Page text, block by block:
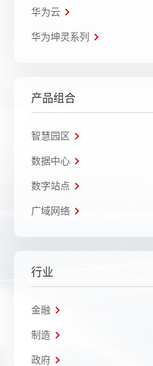
华为云
华为坤灵系列
产品组合
智慧园区
数据中心
数字站点
广域网络
行业
金融
制造
政府